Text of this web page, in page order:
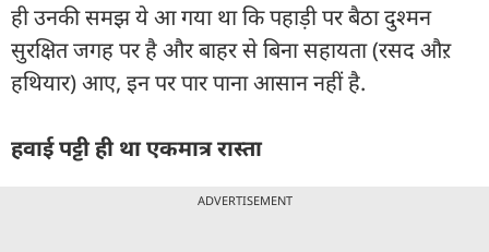
ही उनकी समझ ये आ गया था कि पहाड़ी पर बैठा दुश्मन
सुरक्षित जगह पर है और बाहर से बिना सहायता (रसद औऱ
हथियार) आए, इन पर पार पाना आसान नहीं है.
हवाई पट्टी ही था एकमात्र रास्ता
ADVERTISEMENT